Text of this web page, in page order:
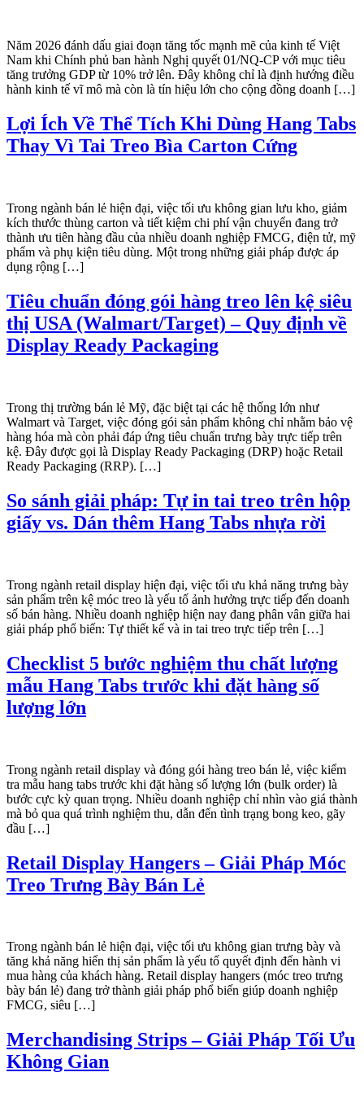
Năm 2026 đánh dấu giai đoạn tăng tốc mạnh mẽ của kinh tế Việt
Nam khi Chính phủ ban hành Nghị quyết 01/NQ-CP với mục tiêu
tăng trưởng GDP từ 10% trở lên. Đây không chỉ là định hướng điều
hành kinh tế vĩ mô mà còn là tín hiệu lớn cho cộng đồng doanh […]
Lợi Ích Về Thể Tích Khi Dùng Hang Tabs
Thay Vì Tai Treo Bìa Carton Cứng
Trong ngành bán lẻ hiện đại, việc tối ưu không gian lưu kho, giảm
kích thước thùng carton và tiết kiệm chi phí vận chuyển đang trở
thành ưu tiên hàng đầu của nhiều doanh nghiệp FMCG, điện tử, mỹ
phẩm và phụ kiện tiêu dùng. Một trong những giải pháp được áp
dụng rộng […]
Tiêu chuẩn đóng gói hàng treo lên kệ siêu
thị USA (Walmart/Target) – Quy định về
Display Ready Packaging
Trong thị trường bán lẻ Mỹ, đặc biệt tại các hệ thống lớn như
Walmart và Target, việc đóng gói sản phẩm không chỉ nhằm bảo vệ
hàng hóa mà còn phải đáp ứng tiêu chuẩn trưng bày trực tiếp trên
kệ. Đây được gọi là Display Ready Packaging (DRP) hoặc Retail
Ready Packaging (RRP). […]
So sánh giải pháp: Tự in tai treo trên hộp
giấy vs. Dán thêm Hang Tabs nhựa rời
Trong ngành retail display hiện đại, việc tối ưu khả năng trưng bày
sản phẩm trên kệ móc treo là yếu tố ảnh hưởng trực tiếp đến doanh
số bán hàng. Nhiều doanh nghiệp hiện nay đang phân vân giữa hai
giải pháp phổ biến: Tự thiết kế và in tai treo trực tiếp trên […]
Checklist 5 bước nghiệm thu chất lượng
mẫu Hang Tabs trước khi đặt hàng số
lượng lớn
Trong ngành retail display và đóng gói hàng treo bán lẻ, việc kiểm
tra mẫu hang tabs trước khi đặt hàng số lượng lớn (bulk order) là
bước cực kỳ quan trọng. Nhiều doanh nghiệp chỉ nhìn vào giá thành
mà bỏ qua quá trình nghiệm thu, dẫn đến tình trạng bong keo, gãy
đầu […]
Retail Display Hangers – Giải Pháp Móc
Treo Trưng Bày Bán Lẻ
Trong ngành bán lẻ hiện đại, việc tối ưu không gian trưng bày và
tăng khả năng hiển thị sản phẩm là yếu tố quyết định đến hành vi
mua hàng của khách hàng. Retail display hangers (móc treo trưng
bày bán lẻ) đang trở thành giải pháp phổ biến giúp doanh nghiệp
FMCG, siêu […]
Merchandising Strips – Giải Pháp Tối Ưu
Không Gian